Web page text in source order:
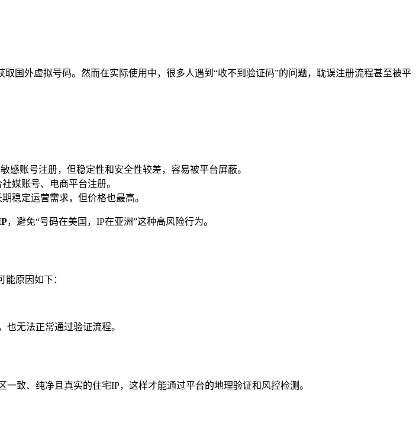
国外虚拟号码。然而在实际使用中，很多人遇到“收不到验证码”的问题，耽误注册流程甚至被平
感账号注册，但稳定性和安全性较差，容易被平台屏蔽。
媒账号、电商平台注册。
稳定运营需求，但价格也最高。
，避免“号码在美国，IP在亚洲”这种高风险行为。
原因如下：
也无法正常通过验证流程。
致、纯净且真实的住宅IP，这样才能通过平台的地理验证和风控检测。